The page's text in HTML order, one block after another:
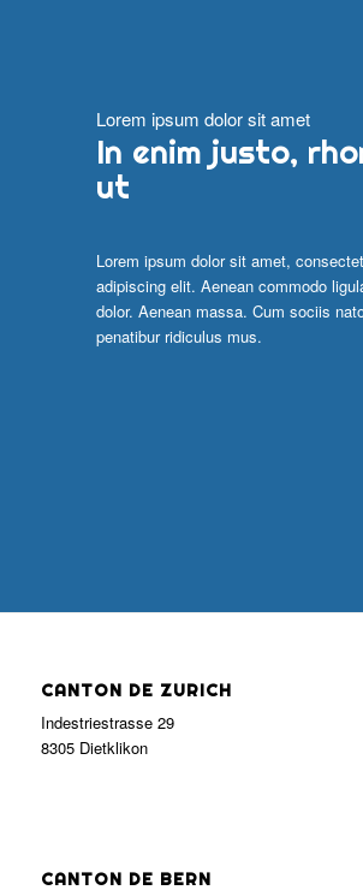
Lorem ipsum dolor sit amet
In enim justo,
ut
Lorem ipsum dolor sit amet,
adipiscing elit. Aenean commodo
dolor. Aenean massa. Cum sociis
penatibur ridiculus mus.
CANTON DE ZURICH
Indestriestrasse 29
8305 Dietklikon
CANTON DE BERN